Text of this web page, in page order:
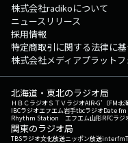
株式会社radikoについて
ニュースリリース
採用情報
特定商取引に関する法律に
株式会社メディアプラット
北海道・東北のラジオ局
ＨＢＣラジオＳＴＶラジオAIR-G'（FM北
IBCラジオエフエム岩手tbcラジオDate fm
Rhythm Station エフエム山形RFCラジ
関東のラジオ局
TBSラジオ文化放送ニッポン放送interfm